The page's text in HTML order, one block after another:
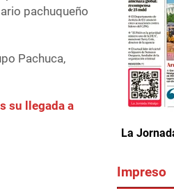
pachuqueño
Pachuca,
su llegada a
La
Impreso